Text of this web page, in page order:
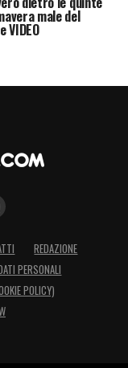
male del
VIDEO
REDAZIONE
PERSONALI
POLICY)